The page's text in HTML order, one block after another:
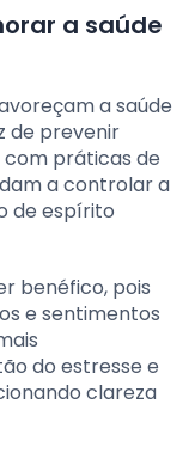
a saúde
a saúde
de prevenir
com práticas de
a controlar a
de espírito
benéfico, pois
e sentimentos
do estresse e
clareza